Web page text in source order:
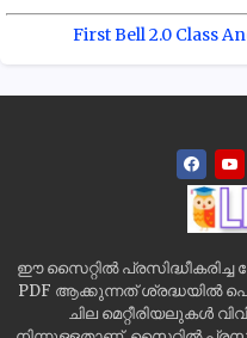
First Bell 2.0 Class
ഈ സൈറ്റിൽ
PDF ആക്കുന്നത് ശ്രദ്ധയിൽ
ചില മെറ്റീരിയലുകൾ